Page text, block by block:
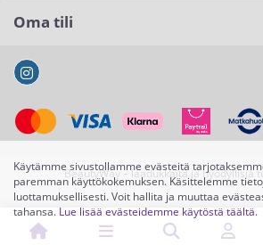
Käytämme sivustollamme evästeitä
paremman käyttökokemuksen. Käsittelemme
luottamuksellisesti. Voit hallita ja muuttaa
tahansa. Lue lisää evästeidemme käytöstä täältä.
Oma tili
BeautyWay – laadukkaita ja hyödyllisiä